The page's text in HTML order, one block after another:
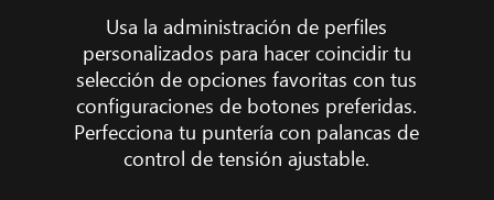
Usa la administración de perfiles
personalizados para hacer coincidir tu
selección de opciones favoritas con tus
configuraciones de botones preferidas.
Perfecciona tu puntería con palancas de
control de tensión ajustable.